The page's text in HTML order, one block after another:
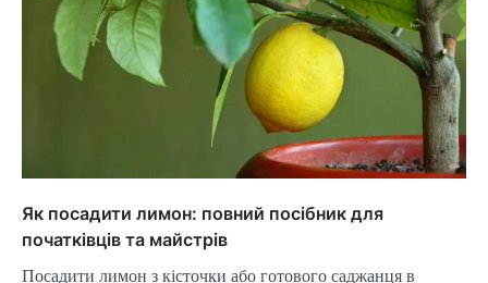
Як посадити лимон: повний посібник для
початківців та майстрів
Посадити лимон з кісточки або готового саджанця в